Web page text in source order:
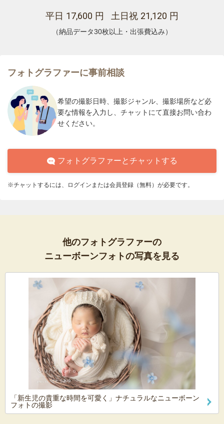
平日 17,600 円 土日祝 21,120 円
（納品データ30枚以上・出張費込み）
フォトグラファーに事前相談
希望の撮影日時、撮影ジャンル、撮影場所など必
要な情報を入力し、チャットにて直接お問い合わ
せください。
フォトグラファーとチャットする
※チャットするには、ログインまたは会員登録（無料）が必要です。
他のフォトグラファーの
ニューボーンフォトの写真を見る
「新生児の貴重な時間を可愛く」ナチュラルなニューボーン
フォトの撮影